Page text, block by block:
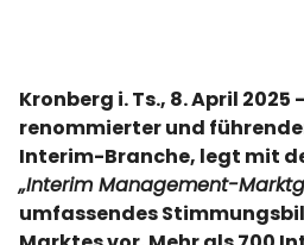
Kronberg i. Ts., 8. April 2025
renommierter und
Interim-Branche, legt mit
„Interim Management-
umfassendes